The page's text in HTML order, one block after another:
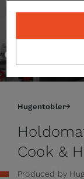
Hugentobler
Cook &
Produced by